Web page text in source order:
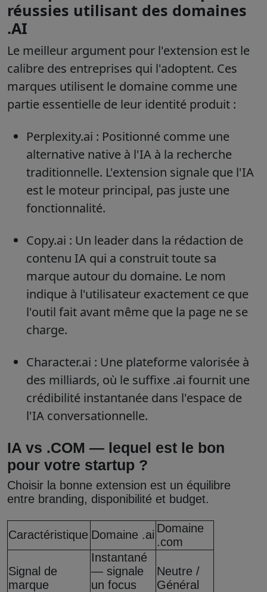
réussies utilisant des domaines
.AI
Le meilleur argument pour l'extension est le
calibre des entreprises qui l'adoptent. Ces
marques utilisent le domaine comme une
partie essentielle de leur identité produit :
Perplexity.ai : Positionné comme une
alternative native à l'IA à la recherche
traditionnelle. L'extension signale que l'IA
est le moteur principal, pas juste une
fonctionnalité.
Copy.ai : Un leader dans la rédaction de
contenu IA qui a construit toute sa
marque autour du domaine. Le nom
indique à l'utilisateur exactement ce que
l'outil fait avant même que la page ne se
charge.
Character.ai : Une plateforme valorisée à
des milliards, où le suffixe .ai fournit une
crédibilité instantanée dans l'espace de
l'IA conversationnelle.
IA vs .COM — lequel est le bon
pour votre startup ?
Choisir la bonne extension est un équilibre
entre branding, disponibilité et budget.
Caractéristique Domaine .ai Domaine
.com
Signal de
marque
Instantané
— signale
un focus
Neutre /
Général